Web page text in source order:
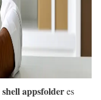
shell appsfolderes